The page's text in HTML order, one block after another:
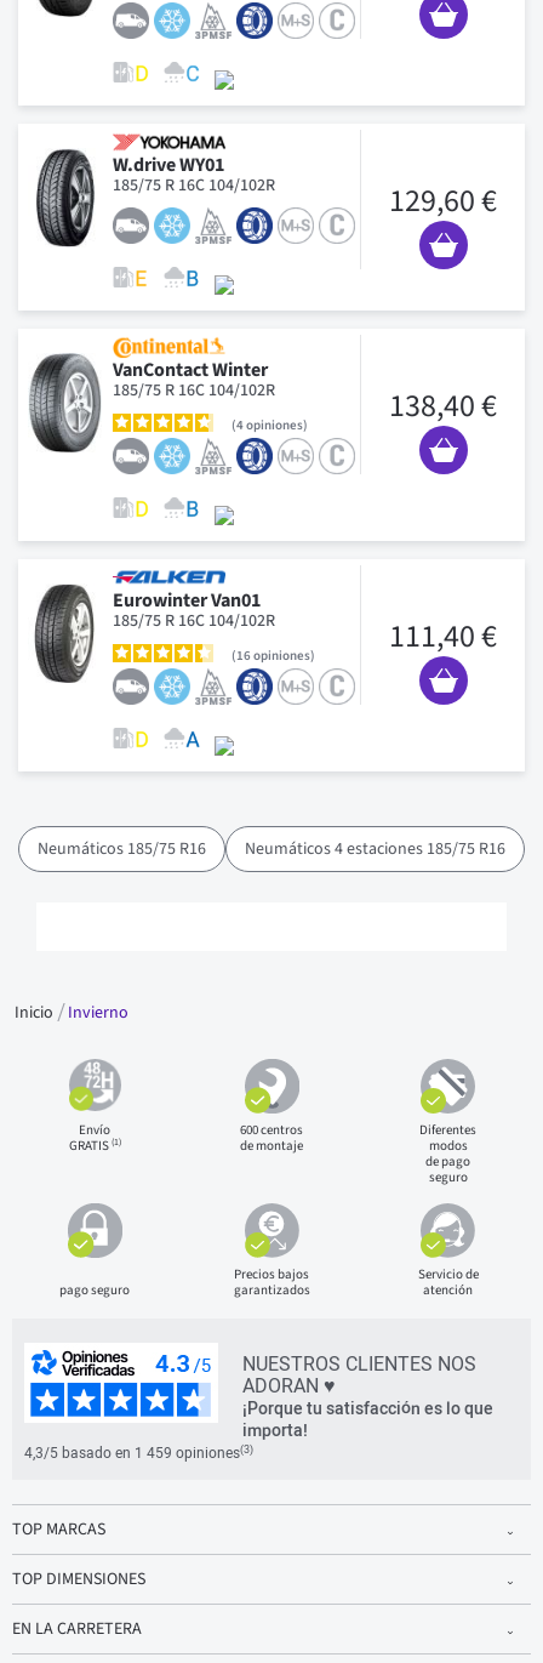
W.drive WY01
185/75 R 16C 104/102R 129,60 €
VanContact Winter
185/75 R 16C 104/102R
4opiniones 138,40 €
Eurowinter Van01
185/75 R 16C 104/102R
16opiniones 111,40 €
Neumáticos 185/75 R16 Neumáticos 4 estaciones 185/75 R16
Inicio Invierno
Envío
GRATIS(1)
600 centros
de montaje
Diferentes
modos
de pago
seguro
pago seguro
Precios bajos
garantizados
Servicio de
atención
NUESTROS CLIENTES NOS
ADORAN ♥
¡Porque tu satisfacción es lo que
importa!
4,3/5 basado en 1 459 opiniones(3)
TOP MARCAS
TOP DIMENSIONES
EN LA CARRETERA